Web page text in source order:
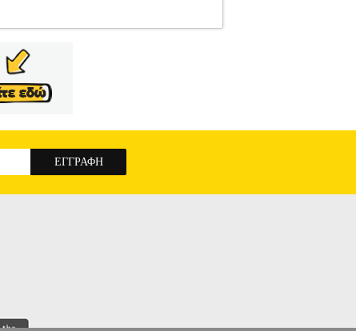
W, από τη Cecotec! Διαθέτει 2 επίπεδα
ιδανική για επιδαπέδια τοποθέτηση σε
δυνατή θερμοκρασία! - Βαρέως τύπου
θερμοκρασία στον χώρο. - 2 επίπεδα
της θερμοκρασίας. - 2 ενσωματωμένοι
CEC-05834